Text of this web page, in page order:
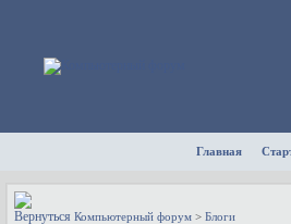
Главная
Компьютерный форум > Блоги